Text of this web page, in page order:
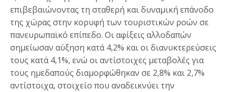
επιβεβαιώνοντας τη σταθερή και δυναμική επάνοδο
της χώρας στην κορυφή των τουριστικών ροών σε
πανευρωπαϊκό επίπεδο. Οι αφίξεις αλλοδαπών
σημείωσαν αύξηση κατά 4,2% και οι διανυκτερεύσεις
τους κατά 4,1%, ενώ οι αντίστοιχες μεταβολές για
τους ημεδαπούς διαμορφώθηκαν σε 2,8% και 2,7%
αντίστοιχα, στοιχείο που αναδεικνύει την